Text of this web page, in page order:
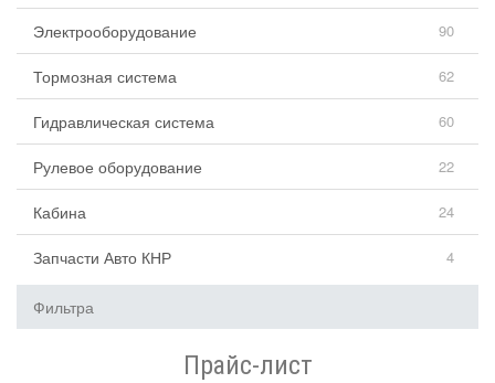
Электрооборудование 90
Тормозная система 62
Гидравлическая система 60
Рулевое оборудование 22
Кабина 24
Запчасти Авто КНР 4
Фильтра
Прайс-лист